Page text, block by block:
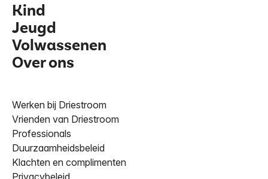
Kind
Jeugd
Volwassenen
Over ons
Werken bij Driestroom
Vrienden van Driestroom
Professionals
Duurzaamheidsbeleid
Klachten en complimenten